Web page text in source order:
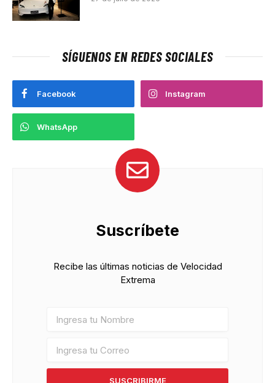
SÍGUENOS EN REDES SOCIALES
Facebook Instagram
WhatsApp
Suscríbete
Recibe las últimas noticias de Velocidad
Extrema
SUSCRIBIRME